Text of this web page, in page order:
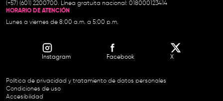
(+57) (601) 2200700. Línea gratuita nacional: 018000123414
HORARIO DE ATENCIÓN
Lunes a viernes de 8:00 a.m. a 5:00 p.m.
Instagram Facebook X
Política de privacidad y tratamiento de datos personales
Condiciones de uso
Accesibilidad